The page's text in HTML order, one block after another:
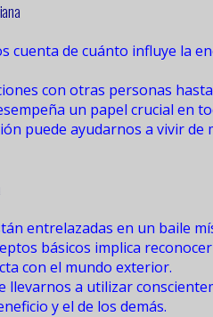
cuenta de cuánto influye la
con otras personas
un papel crucial en
puede ayudarnos a vivir de
entrelazadas en un baile
básicos implica
con el mundo exterior.
llevarnos a utilizar
y el de los demás.